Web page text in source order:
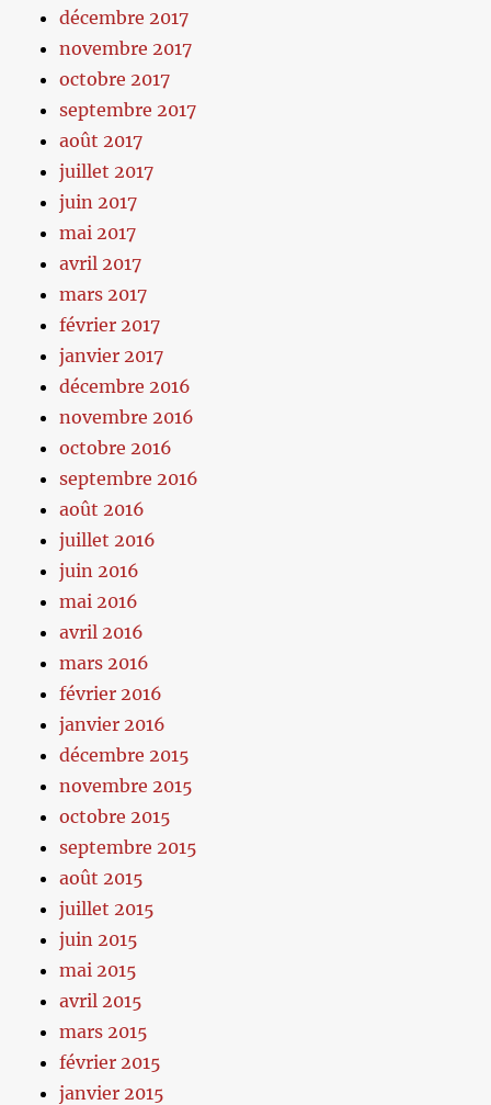
décembre 2017
novembre 2017
octobre 2017
septembre 2017
août 2017
juillet 2017
juin 2017
mai 2017
avril 2017
mars 2017
février 2017
janvier 2017
décembre 2016
novembre 2016
octobre 2016
septembre 2016
août 2016
juillet 2016
juin 2016
mai 2016
avril 2016
mars 2016
février 2016
janvier 2016
décembre 2015
novembre 2015
octobre 2015
septembre 2015
août 2015
juillet 2015
juin 2015
mai 2015
avril 2015
mars 2015
février 2015
janvier 2015